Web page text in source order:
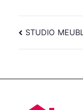
de
l’article
STUDIO